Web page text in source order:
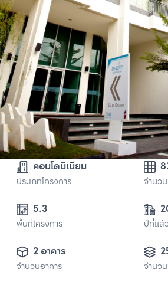
คอนโดมิเนียม
ประเภทโครงการ จำนว
พื้นที่โครงการ ปีที่แล้
2 อาคาร
จำนวนอาคาร จำนว